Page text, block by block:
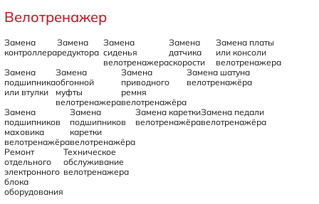
Велотренажер
Замена
контроллера
Замена
редуктора
Замена
сиденья
велотренажера
Замена
датчика
скорости
Замена платы
или консоли
велотренажера
Замена
подшипника
или втулки
Замена
обгонной
муфты
велотренажера
Замена
приводного
ремня
велотренажёра
Замена шатуна
велотренажёра
Замена
подшипников
маховика
велотренажёра
Замена
подшипников
каретки
велотренажёра
Замена каретки
велотренажёра
Замена педали
велотренажёра
Ремонт
отдельного
электронного
блока
оборудования
Техническое
обслуживание
велотренажера